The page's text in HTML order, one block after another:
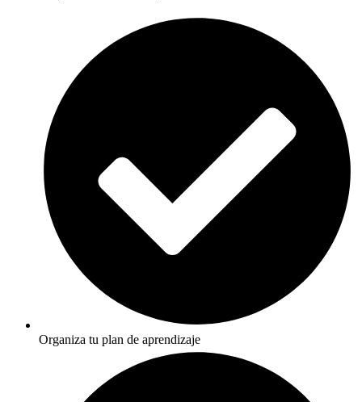
Organiza tu plan de aprendizaje